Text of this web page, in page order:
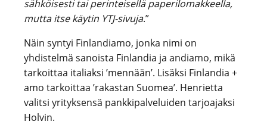
sähköisesti tai perinteisellä paperilomakkeella,
mutta itse käytin YTJ-sivuja.”
Näin syntyi Finlandiamo, jonka nimi on
yhdistelmä sanoista Finlandia ja andiamo, mikä
tarkoittaa italiaksi ’mennään’. Lisäksi Finlandia +
amo tarkoittaa ’rakastan Suomea’. Henrietta
valitsi yrityksensä pankkipalveluiden tarjoajaksi
Holvin.